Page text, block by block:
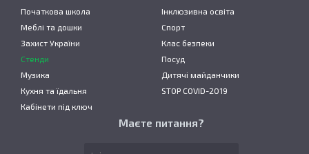
Початкова школа
Інклюзивна освіта
Меблі та дошки
Спорт
Захист України
Клас безпеки
Стенди
Посуд
Музика
Дитячі майданчики
Кухня та їдальня
STOP COVID-2019
Кабінети під ключ
Маєте питання?